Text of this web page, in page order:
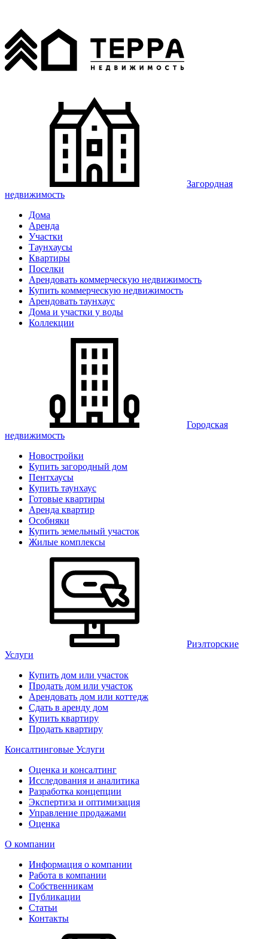
Загородная
недвижимость
Дома
Аренда
Участки
Таунхаусы
Квартиры
Поселки
Арендовать коммерческую недвижимость
Купить коммерческую недвижимость
Арендовать таунхаус
Дома и участки у воды
Коллекции
Городская
недвижимость
Новостройки
Купить загородный дом
Пентхаусы
Купить таунхаус
Готовые квартиры
Аренда квартир
Особняки
Купить земельный участок
Жилые комплексы
Риэлторские
Услуги
Купить дом или участок
Продать дом или участок
Арендовать дом или коттедж
Сдать в аренду дом
Купить квартиру
Продать квартиру
Консалтинговые Услуги
Оценка и консалтинг
Исследования и аналитика
Разработка концепции
Экспертиза и оптимизация
Управление продажами
Оценка
О компании
Информация о компании
Работа в компании
Собственникам
Публикации
Статьи
Контакты